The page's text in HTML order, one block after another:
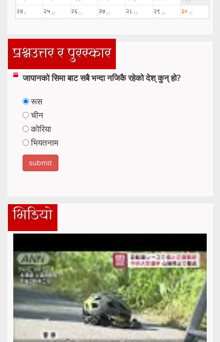
प्रश्नउत्तर र पुरस्कार
जापानको सिमा बाट सबै भन्दा नजिकै रहेको देश् कुन् हो?
रूस
चीन
कोरिया
भियतनाम
भिडियो